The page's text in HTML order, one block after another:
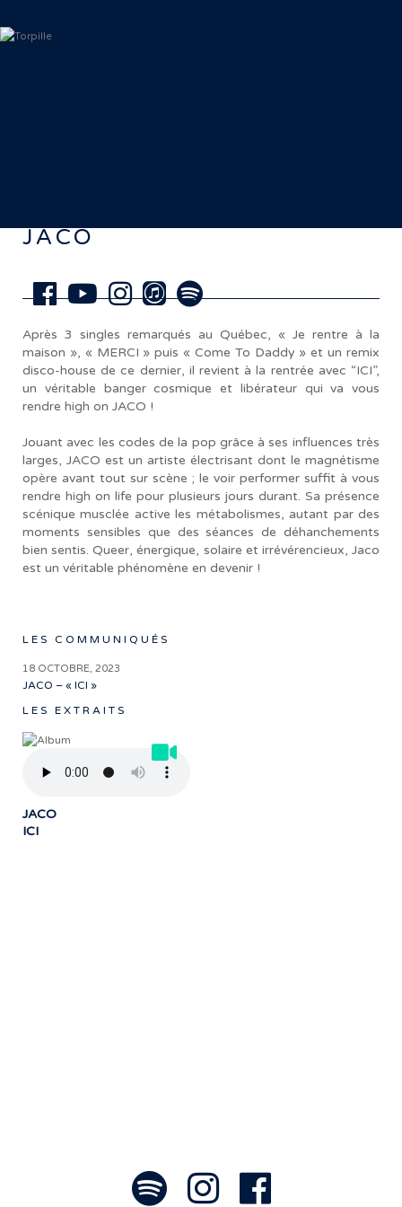
JACO
Après 3 singles remarqués au Québec, « Je rentre à la
maison », « MERCI » puis « Come To Daddy » et un remix
disco-house de ce dernier, il revient à la rentrée avec “ICI”,
un véritable banger cosmique et libérateur qui va vous
rendre high on JACO !
Jouant avec les codes de la pop grâce à ses influences très
larges, JACO est un artiste électrisant dont le magnétisme
opère avant tout sur scène ; le voir performer suffit à vous
rendre high on life pour plusieurs jours durant. Sa présence
scénique musclée active les métabolismes, autant par des
moments sensibles que des séances de déhanchements
bien sentis. Queer, énergique, solaire et irrévérencieux, Jaco
est un véritable phénomène en devenir !
LES COMMUNIQUÉS
18 OCTOBRE, 2023
JACO – « ICI »
LES EXTRAITS
JACO
ICI